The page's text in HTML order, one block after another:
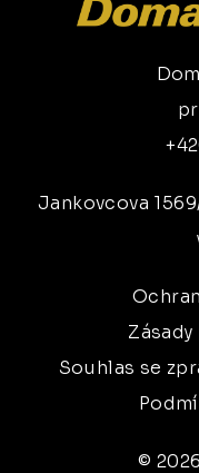
Jankovcova
Souhlas se
©